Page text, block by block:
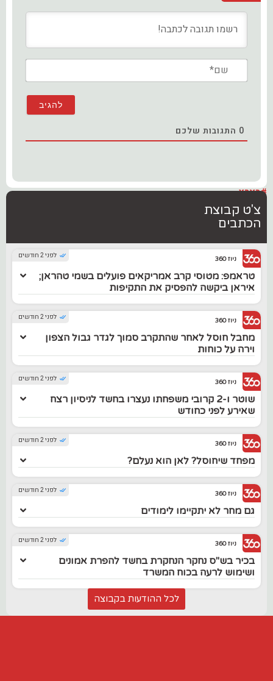
0 התגובות שלכם
#בארץ
צ'ט קבוצת
הכתבים
לפני 2 חודשים ניוז 360
טראמפ: מטוסי קרב אמריקאים פועלים בשמי טהראן;
איראן ביקשה להפסיק את התקיפות
לפני 2 חודשים ניוז 360
מחבל חוסל לאחר שהתקרב סמוך לגדר גבול הצפון
וירה על כוחות
לפני 2 חודשים ניוז 360
שוטר ו-2 קרובי משפחתו נעצרו בחשד לניסיון רצח
שאירע לפני כחודש
לפני 2 חודשים ניוז 360
מפחד שיחוסל? לאן הוא נעלם?
לפני 2 חודשים ניוז 360
גם מחר לא יתקיימו לימודים
לפני 2 חודשים ניוז 360
בכיר בש"ס נחקר הנחקרת בחשד להפרת אמונים
ושימוש לרעה בכוח המשרד
לכל ההודעות בקבוצה